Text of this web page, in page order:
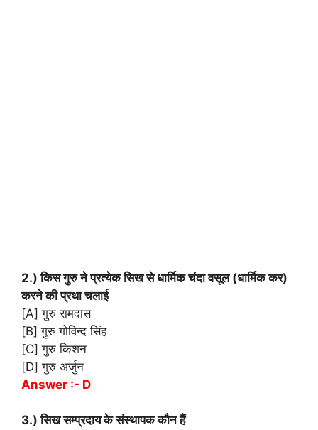
2.) किस गुरु ने प्रत्येक सिख से धार्मिक चंदा वसूल (धार्मिक कर)
करने की प्रथा चलाई
[A] गुरु रामदास
[B] गुरु गोविन्द सिंह
[C] गुरु किशन
[D] गुरु अर्जुन
Answer :- D
3.) सिख सम्प्रदाय के संस्थापक कौन हैं